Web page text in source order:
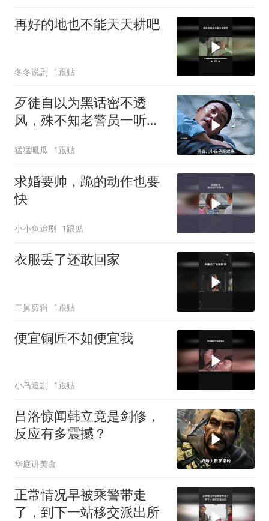
再好的地也不能天天耕吧
冬冬说剧 1跟贴
歹徒自以为黑话密不透
风，殊不知老警员一听便
猛猛呱瓜 1跟贴
求婚要帅，跪的动作也要
快
小小鱼追剧 1跟贴
衣服丢了还敢回家
二舅剪辑 1跟贴
便宜铜匠不如便宜我
小岛追剧 1跟贴
吕洛惊闻韩立竟是剑修，
反应有多震撼？
华庭讲美食
正常情况早被乘警带走
了，到下一站移交派出所